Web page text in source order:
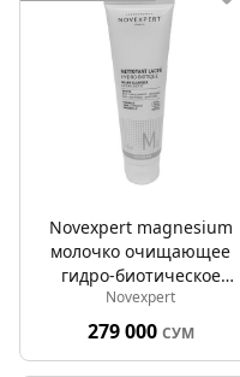
Novexpert magnesium
молочко очищающее
гидро-биотическое
150мл
Novexpert
279 000 СУМ